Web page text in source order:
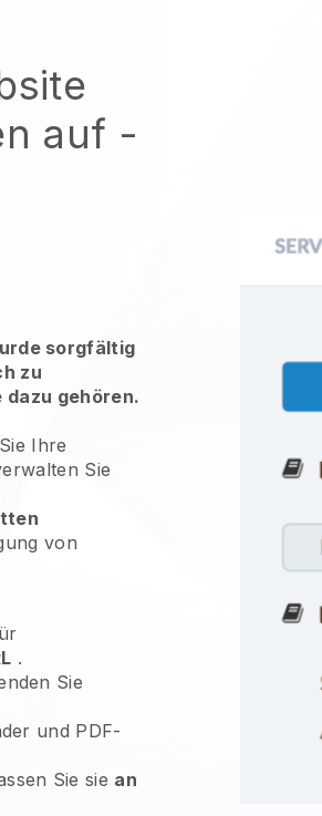
auf -
sorgfältig
zu
dazu gehören.
Ihre
Sie
von
.
Sie
und PDF-
Sie sie an